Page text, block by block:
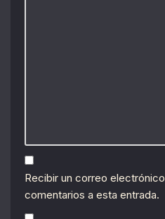
Recibir un correo
comentarios a esta entrada.